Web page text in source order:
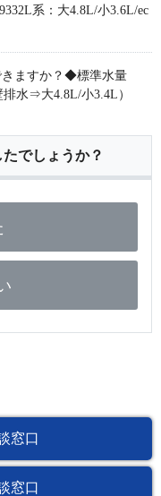
系：大4.8L/小3.6L/ec
きますか？◆標準水量
水⇒大4.8L/小3.4L）
でしょうか？
窓口
窓口